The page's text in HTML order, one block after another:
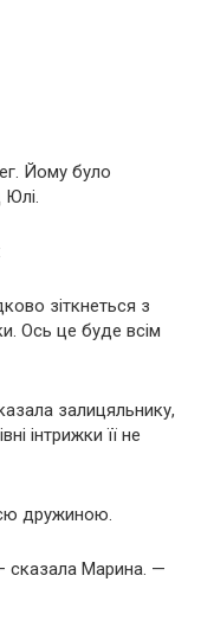
Йому було
Юлі.
зіткнеться з
Ось це буде всім
залицяльнику,
інтрижки її не
дружиною.
Марина. —